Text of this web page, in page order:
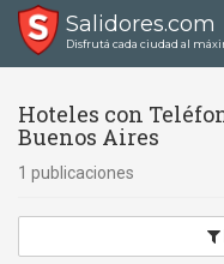
Salidores.com
Disfrutá cada ciudad al
Hoteles con
Buenos Aires
1 publicaciones